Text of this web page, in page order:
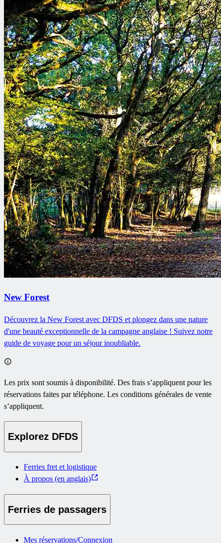
New Forest
Découvrez la New Forest avec DFDS et plongez dans une nature
d'une beauté exceptionnelle de la campagne anglaise ! Suivez notre
guide de voyage pour un séjour inoubliable.
Les prix sont soumis à disponibilité. Des frais s’appliquent pour les
réservations faites par téléphone. Les conditions générales de vente
s’appliquent.
Explorez DFDS
Ferries fret et logistique
À propos (en anglais)
Ferries de passagers
Mes réservations/Connexion